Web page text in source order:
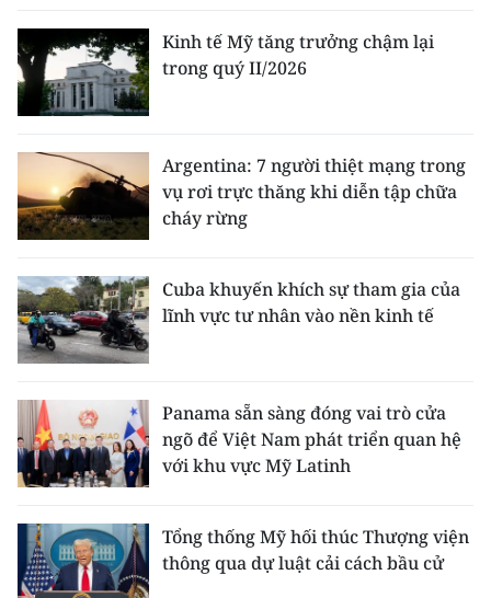
Kinh tế Mỹ tăng trưởng chậm lại
trong quý II/2026
Argentina: 7 người thiệt mạng trong
vụ rơi trực thăng khi diễn tập chữa
cháy rừng
Cuba khuyến khích sự tham gia của
lĩnh vực tư nhân vào nền kinh tế
Panama sẵn sàng đóng vai trò cửa
ngõ để Việt Nam phát triển quan hệ
với khu vực Mỹ Latinh
Tổng thống Mỹ hối thúc Thượng viện
thông qua dự luật cải cách bầu cử